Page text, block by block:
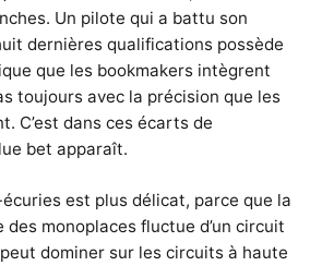
Un pilote qui a battu son
dernières qualifications possède
que les bookmakers intègrent
toujours avec la précision que les
C’est dans ces écarts de
bet apparaît.
est plus délicat, parce que la
monoplaces fluctue d’un circuit
dominer sur les circuits à haute